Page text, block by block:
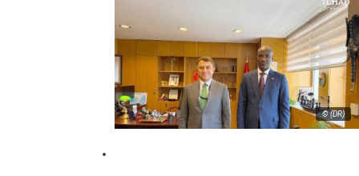
© (DR)